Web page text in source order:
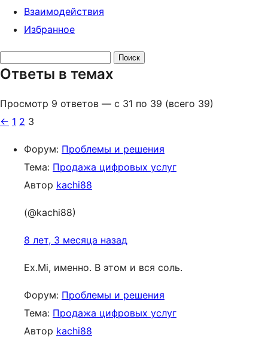
Взаимодействия
Избранное
ответов:
Ответы в темах
Просмотр 9 ответов — с 31 по 39 (всего 39)
← 1 2 3
Форум: Проблемы и решения
Тема: Продажа цифровых услуг
Автор kachi88
(@kachi88)
8 лет, 3 месяца назад
Ex.Mi, именно. В этом и вся соль.
Форум: Проблемы и решения
Тема: Продажа цифровых услуг
Автор kachi88